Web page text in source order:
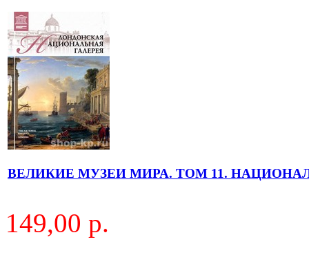
ВЕЛИКИЕ МУЗЕИ МИРА. ТОМ 11.
149,00 р.